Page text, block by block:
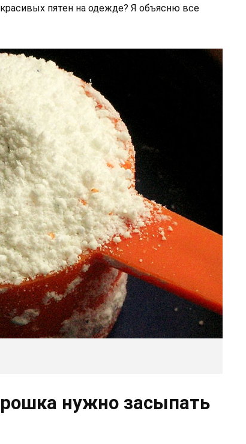
пятен на одежде? Я объясню все
нужно засыпать